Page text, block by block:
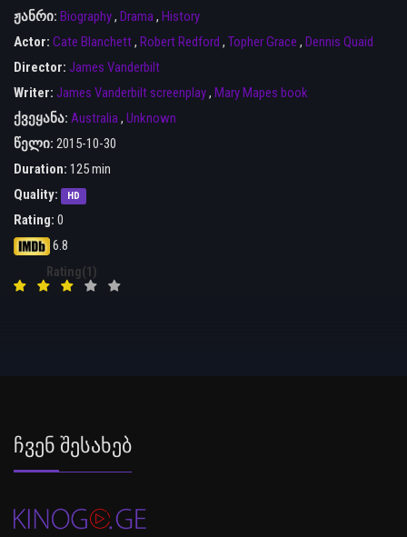
ჟანრი: Biography, Drama, History
Actor: Cate Blanchett, Robert Redford , Topher Grace , Dennis Quaid
Director: James Vanderbilt
Writer: James Vanderbilt screenplay, Mary Mapes book
ქვეყანა: Australia, Unknown
წელი: 2015-10-30
Duration: 125 min
Quality:
HD
Rating: 0
6.8
Rating(1)
Ჩვენ Შესახებ